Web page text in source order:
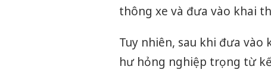
thông xe và đưa vào khai
Tuy nhiên, sau khi đưa
hư hỏng nghiệp trọng từ